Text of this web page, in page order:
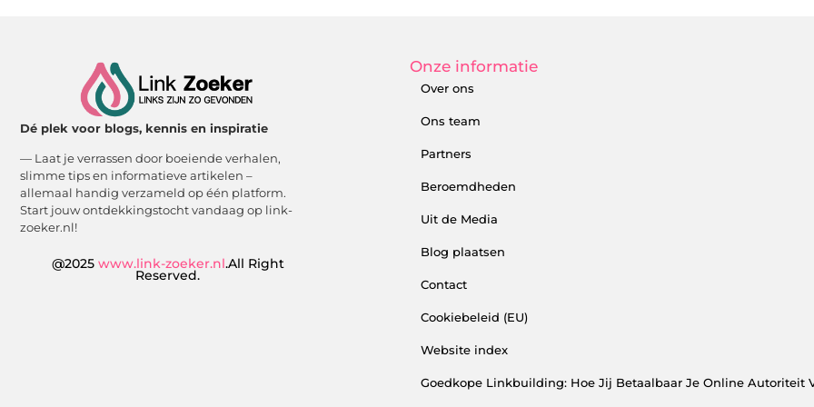
Dé plek voor blogs, kennis en inspiratie
— Laat je verrassen door boeiende verhalen,
slimme tips en informatieve artikelen –
allemaal handig verzameld op één platform.
Start jouw ontdekkingstocht vandaag op link-
zoeker.nl!
@2025 www.link-zoeker.nl.All Right
Reserved.
Onze informatie
Over ons
Ons team
Partners
Beroemdheden
Uit de Media
Blog plaatsen
Contact
Cookiebeleid (EU)
Website index
Goedkope Linkbuilding: Hoe Jij Betaalbaar Je Online Autoriteit